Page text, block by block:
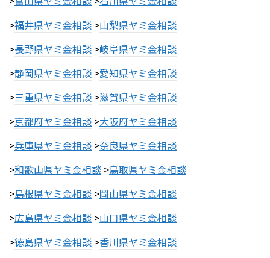
>福井県ヤミ金相談 >山梨県ヤミ金相談
>長野県ヤミ金相談 >岐阜県ヤミ金相談
>静岡県ヤミ金相談 >愛知県ヤミ金相談
>三重県ヤミ金相談 >滋賀県ヤミ金相談
>京都府ヤミ金相談 >大阪府ヤミ金相談
>兵庫県ヤミ金相談 >奈良県ヤミ金相談
>和歌山県ヤミ金相談 >鳥取県ヤミ金相談
>島根県ヤミ金相談 >岡山県ヤミ金相談
>広島県ヤミ金相談 >山口県ヤミ金相談
>徳島県ヤミ金相談 >香川県ヤミ金相談